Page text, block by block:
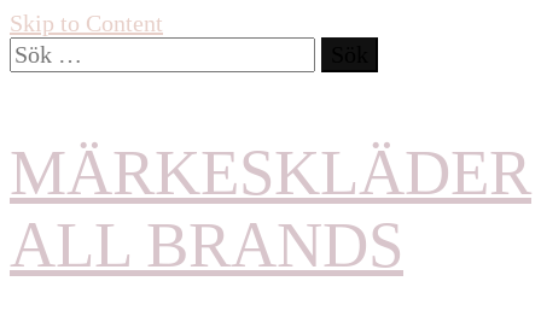
Skip to Content
Sök
efter:
MÄRKESKLÄDER
ALL BRANDS